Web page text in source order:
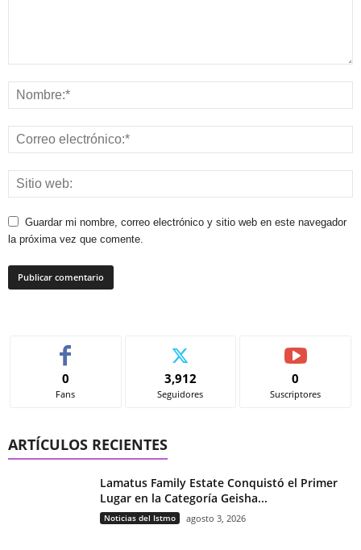
Guardar mi nombre, correo electrónico y sitio web en este navegador
la próxima vez que comente.
0
Fans
3,912
Seguidores
0
Suscriptores
ARTÍCULOS RECIENTES
Lamatus Family Estate Conquistó el Primer
Lugar en la Categoría Geisha...
Noticias del Istmo agosto 3, 2026